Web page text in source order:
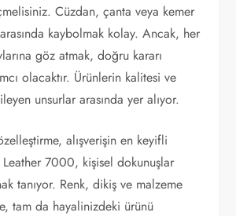
Cüzdan, çanta veya kemer
kaybolmak kolay. Ancak, her
göz atmak, doğru kararı
olacaktır. Ürünlerin kalitesi ve
unsurlar arasında yer alıyor.
alışverişin en keyifli
Leather 7000, kişisel dokunuşlar
tanıyor. Renk, dikiş ve malzeme
tam da hayalinizdeki ürünü